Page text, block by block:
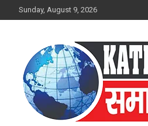
to
Sunday, August 9, 2026